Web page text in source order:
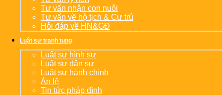
Tư vấn nhận con nuôi
Tư vấn về hộ tịch & Cư trú
Hỏi đáp về HN&GĐ
Luật sư tranh tụng
Luật sư hình sự
Luật sư dân sự
Luật sư hành chính
Án lệ
Tin tức pháp đình